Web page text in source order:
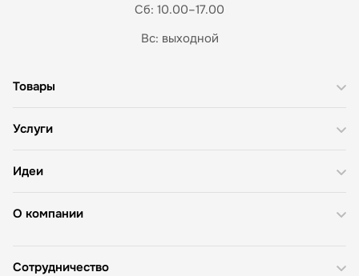
Сб: 10.00–17.00
Вс: выходной
О компании
Товары
Услуги
Идеи
Сотрудничество